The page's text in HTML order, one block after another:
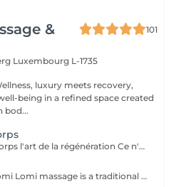
&
101
Luxembourg L-1735
luxury meets recovery,
being in a refined space created
bod...
Massage 2 en 1 : visage et corps l'art de la régénération Ce n'est pas simplement un massage. C'est une profonde réinitialisation de tout l'organisme en une seule séance. Pendant que le corps se libère des tensions et de la fatigue, le visage retrouve fraîcheur, tonicité et éclat naturel. Les processus de régénération s'activent, le drainage lymphatique s'améliore, la légèreté revient dans le corps et la clarté dans l'esprit. Un visage raffermi et soigneusement sublimé Un corps détendu, vivant et harmonieux Une sensation de calme qui se ressent de l'intérieur Le choix idéal pour celles et ceux qui souhaitent mieux paraître, ressentir davantage et optimiser leur temps. Une seule séance des résultats visibles et un plaisir profond. Offrez-vous le luxe de prendre soin de vous.
Lomi Lomi Massage The Lomi Lomi massage is a traditional Hawaiian technique known for its long, flowing, wave-like movements that soothe the body and calm the mind. Using her forearms and rhythmic, continuous motions, Ksenija creates a deep sense of relaxation, helping to release tension, melt stress, and restore emotional balance. It's a gentle, holistic, and extremely comforting experience like being carried by warm ocean waves. Perfect for anyone seeking profound relaxation and inner harmony.